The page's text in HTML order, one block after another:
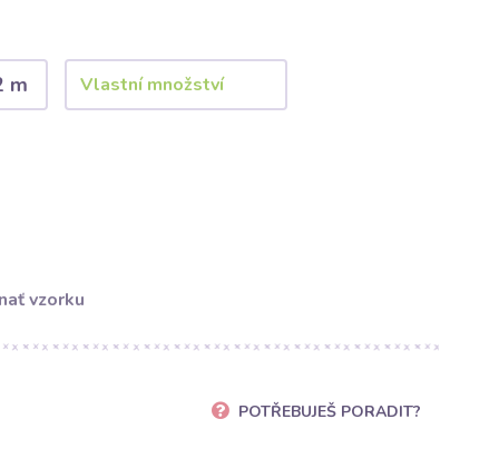
m
vzorku
POTŘEBUJEŠ PORADIT?